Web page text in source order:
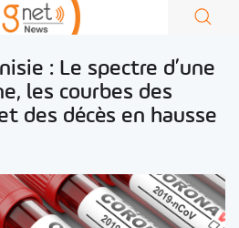
: Le spectre d’une
les courbes des
des décès en hausse